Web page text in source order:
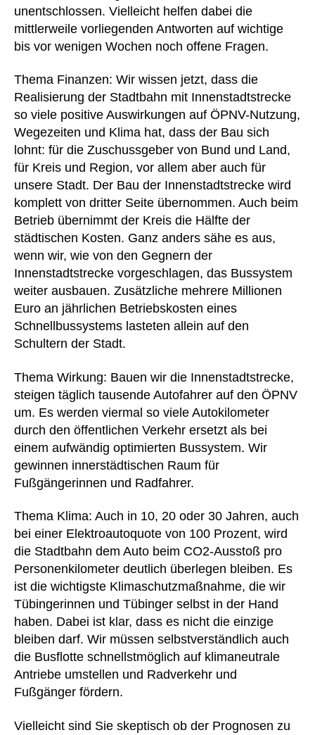
unentschlossen. Vielleicht helfen dabei die
mittlerweile vorliegenden Antworten auf wichtige
bis vor wenigen Wochen noch offene Fragen.
Thema Finanzen: Wir wissen jetzt, dass die
Realisierung der Stadtbahn mit Innenstadtstrecke
so viele positive Auswirkungen auf ÖPNV-Nutzung,
Wegezeiten und Klima hat, dass der Bau sich
lohnt: für die Zuschussgeber von Bund und Land,
für Kreis und Region, vor allem aber auch für
unsere Stadt. Der Bau der Innenstadtstrecke wird
komplett von dritter Seite übernommen. Auch beim
Betrieb übernimmt der Kreis die Hälfte der
städtischen Kosten. Ganz anders sähe es aus,
wenn wir, wie von den Gegnern der
Innenstadtstrecke vorgeschlagen, das Bussystem
weiter ausbauen. Zusätzliche mehrere Millionen
Euro an jährlichen Betriebskosten eines
Schnellbussystems lasteten allein auf den
Schultern der Stadt.
Thema Wirkung: Bauen wir die Innenstadtstrecke,
steigen täglich tausende Autofahrer auf den ÖPNV
um. Es werden viermal so viele Autokilometer
durch den öffentlichen Verkehr ersetzt als bei
einem aufwändig optimierten Bussystem. Wir
gewinnen innerstädtischen Raum für
Fußgängerinnen und Radfahrer.
Thema Klima: Auch in 10, 20 oder 30 Jahren, auch
bei einer Elektroautoquote von 100 Prozent, wird
die Stadtbahn dem Auto beim CO2-Ausstoß pro
Personenkilometer deutlich überlegen bleiben. Es
ist die wichtigste Klimaschutzmaßnahme, die wir
Tübingerinnen und Tübinger selbst in der Hand
haben. Dabei ist klar, dass es nicht die einzige
bleiben darf. Wir müssen selbstverständlich auch
die Busflotte schnellstmöglich auf klimaneutrale
Antriebe umstellen und Radverkehr und
Fußgänger fördern.
Vielleicht sind Sie skeptisch ob der Prognosen zu